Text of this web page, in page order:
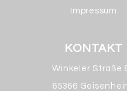
Impressum
KONTAKT
Winkeler Straße
65366